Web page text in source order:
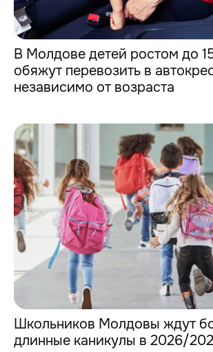
В Молдове детей ростом до
обяжут перевозить в
независимо от возраста
Школьников Молдовы ждут
длинные каникулы в 2026/